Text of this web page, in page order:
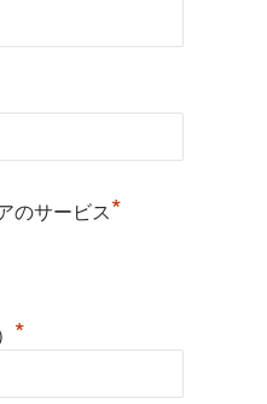
のサービス*
*